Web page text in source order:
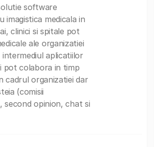
software
imagistica medicala in
clinici si spitale pot
ale organizatiei
aplicatiilor
pot colabora in timp
cadrul organizatiei dar
(comisii
second opinion, chat si